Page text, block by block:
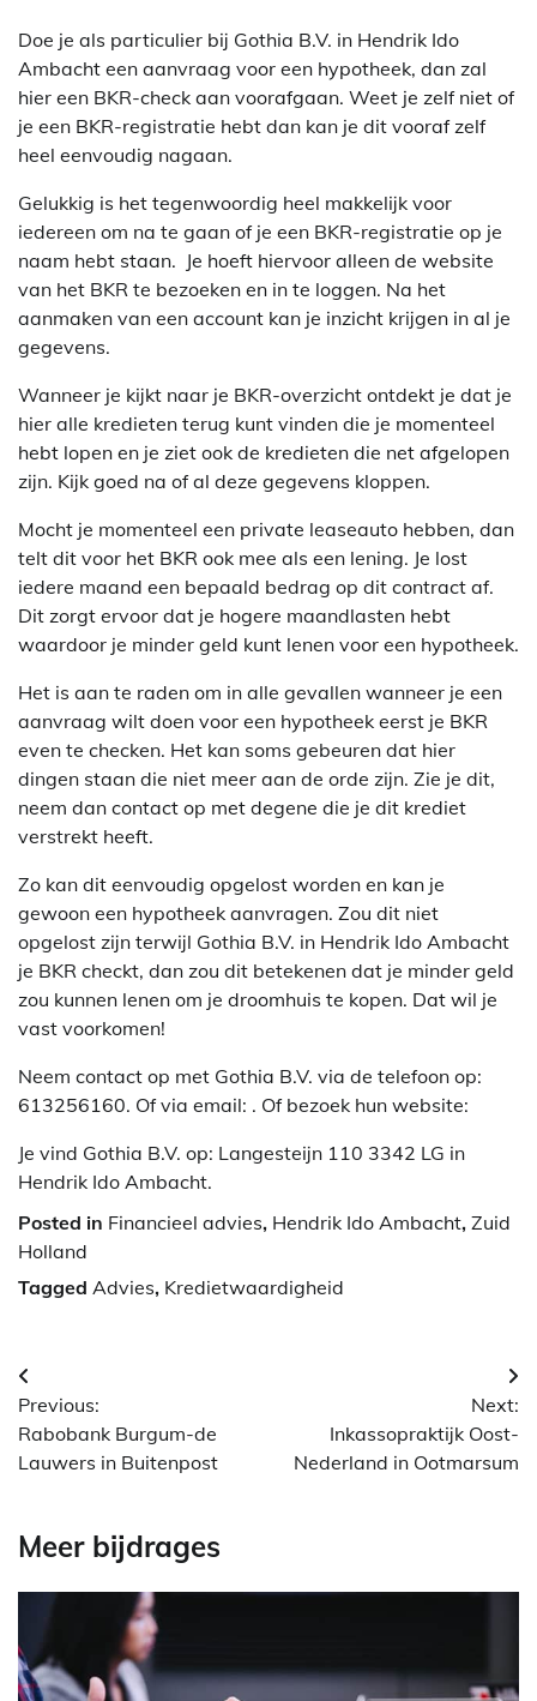
Doe je als particulier bij Gothia B.V. in Hendrik Ido
Ambacht een aanvraag voor een hypotheek, dan zal
hier een BKR-check aan voorafgaan. Weet je zelf niet of
je een BKR-registratie hebt dan kan je dit vooraf zelf
heel eenvoudig nagaan.
Gelukkig is het tegenwoordig heel makkelijk voor
iedereen om na te gaan of je een BKR-registratie op je
naam hebt staan. Je hoeft hiervoor alleen de website
van het BKR te bezoeken en in te loggen. Na het
aanmaken van een account kan je inzicht krijgen in al je
gegevens.
Wanneer je kijkt naar je BKR-overzicht ontdekt je dat je
hier alle kredieten terug kunt vinden die je momenteel
hebt lopen en je ziet ook de kredieten die net afgelopen
zijn. Kijk goed na of al deze gegevens kloppen.
Mocht je momenteel een private leaseauto hebben, dan
telt dit voor het BKR ook mee als een lening. Je lost
iedere maand een bepaald bedrag op dit contract af.
Dit zorgt ervoor dat je hogere maandlasten hebt
waardoor je minder geld kunt lenen voor een hypotheek.
Het is aan te raden om in alle gevallen wanneer je een
aanvraag wilt doen voor een hypotheek eerst je BKR
even te checken. Het kan soms gebeuren dat hier
dingen staan die niet meer aan de orde zijn. Zie je dit,
neem dan contact op met degene die je dit krediet
verstrekt heeft.
Zo kan dit eenvoudig opgelost worden en kan je
gewoon een hypotheek aanvragen. Zou dit niet
opgelost zijn terwijl Gothia B.V. in Hendrik Ido Ambacht
je BKR checkt, dan zou dit betekenen dat je minder geld
zou kunnen lenen om je droomhuis te kopen. Dat wil je
vast voorkomen!
Neem contact op met Gothia B.V. via de telefoon op:
613256160. Of via email: . Of bezoek hun website:
Je vind Gothia B.V. op: Langesteijn 110 3342 LG in
Hendrik Ido Ambacht.
Posted in Financieel advies, Hendrik Ido Ambacht, Zuid
Holland
Tagged Advies, Kredietwaardigheid
Berichtnavigatie
Previous:
Rabobank Burgum-de
Lauwers in Buitenpost
Next:
Inkassopraktijk Oost-
Nederland in Ootmarsum
Meer bijdrages